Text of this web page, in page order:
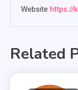
Website https://
Related